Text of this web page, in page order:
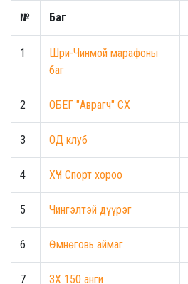
№ Баг
1
Шри-Чинмой марафоны
баг
2 ОБЕГ "Аврагч" СХ
3 ОД клуб
4 ХҮЧ Спорт хороо
5 Чингэлтэй дүүрэг
6 Өмнөговь аймаг
7 ЗХ 150 анги